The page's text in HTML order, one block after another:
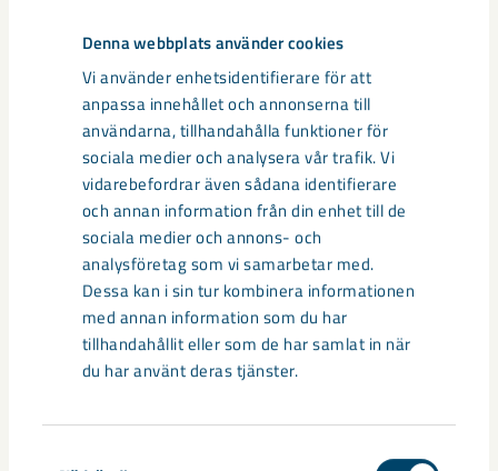
Denna webbplats använder cookies
Vi använder enhetsidentifierare för att
anpassa innehållet och annonserna till
användarna, tillhandahålla funktioner för
sociala medier och analysera vår trafik. Vi
vidarebefordrar även sådana identifierare
och annan information från din enhet till de
sociala medier och annons- och
analysföretag som vi samarbetar med.
Dessa kan i sin tur kombinera informationen
med annan information som du har
tillhandahållit eller som de har samlat in när
du har använt deras tjänster.